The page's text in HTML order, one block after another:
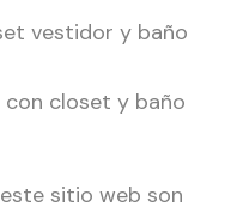
vestidor y baño
closet y baño
sitio web son